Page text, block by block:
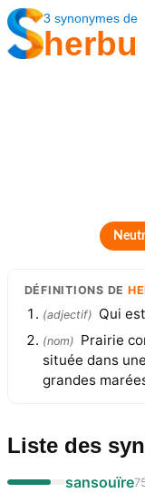
3 synonymes de
herbu
DÉFINITIONS DE
(adjectif) Qui
(nom) Prairie
située dans
grandes
Liste des
sansouïre